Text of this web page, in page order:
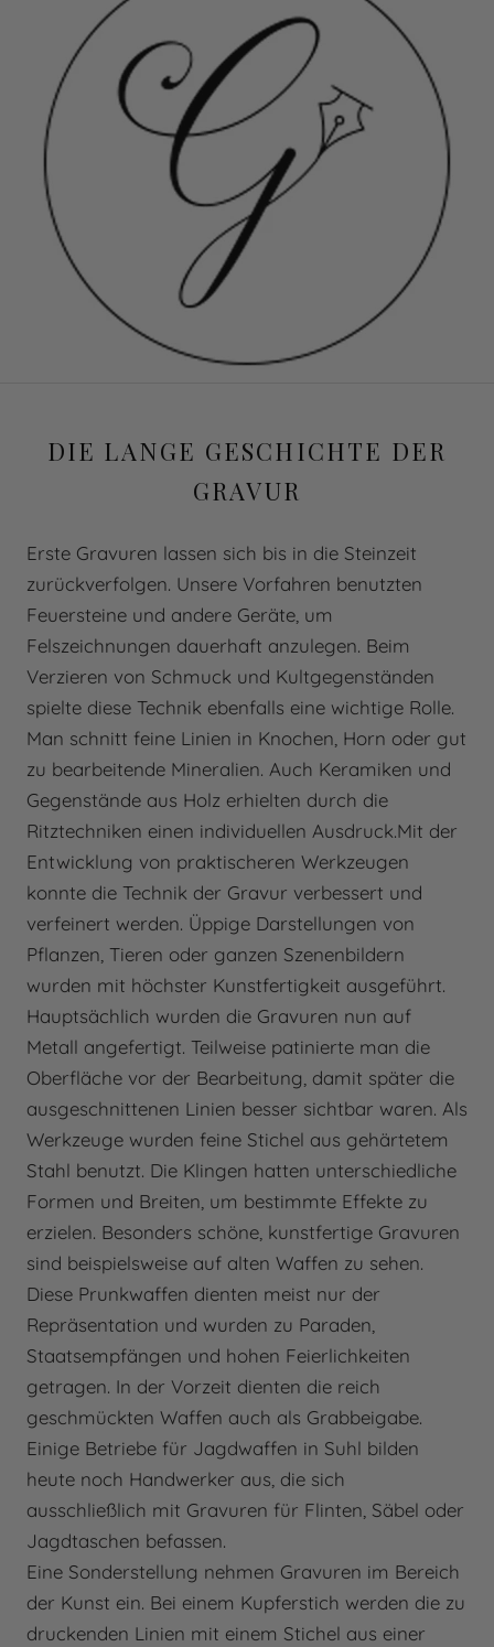
DIE LANGE GESCHICHTE DER
GRAVUR
Erste Gravuren lassen sich bis in die Steinzeit
zurückverfolgen. Unsere Vorfahren benutzten
Feuersteine und andere Geräte, um
Felszeichnungen dauerhaft anzulegen. Beim
Verzieren von Schmuck und Kultgegenständen
spielte diese Technik ebenfalls eine wichtige Rolle.
Man schnitt feine Linien in Knochen, Horn oder gut
zu bearbeitende Mineralien. Auch Keramiken und
Gegenstände aus Holz erhielten durch die
Ritztechniken einen individuellen Ausdruck.Mit der
Entwicklung von praktischeren Werkzeugen
konnte die Technik der Gravur verbessert und
verfeinert werden. Üppige Darstellungen von
Pflanzen, Tieren oder ganzen Szenenbildern
wurden mit höchster Kunstfertigkeit ausgeführt.
Hauptsächlich wurden die Gravuren nun auf
Metall angefertigt. Teilweise patinierte man die
Oberfläche vor der Bearbeitung, damit später die
ausgeschnittenen Linien besser sichtbar waren. Als
Werkzeuge wurden feine Stichel aus gehärtetem
Stahl benutzt. Die Klingen hatten unterschiedliche
Formen und Breiten, um bestimmte Effekte zu
erzielen. Besonders schöne, kunstfertige Gravuren
sind beispielsweise auf alten Waffen zu sehen.
Diese Prunkwaffen dienten meist nur der
Repräsentation und wurden zu Paraden,
Staatsempfängen und hohen Feierlichkeiten
getragen. In der Vorzeit dienten die reich
geschmückten Waffen auch als Grabbeigabe.
Einige Betriebe für Jagdwaffen in Suhl bilden
heute noch Handwerker aus, die sich
ausschließlich mit Gravuren für Flinten, Säbel oder
Jagdtaschen befassen.
Eine Sonderstellung nehmen Gravuren im Bereich
der Kunst ein. Bei einem Kupferstich werden die zu
druckenden Linien mit einem Stichel aus einer